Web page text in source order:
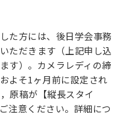
た方には、後日学会事務
ただきます（上記申し込
す）。カメラレディの締
よそ1ヶ月前に設定され
原稿が【縦長スタイ
注意ください。詳細につ